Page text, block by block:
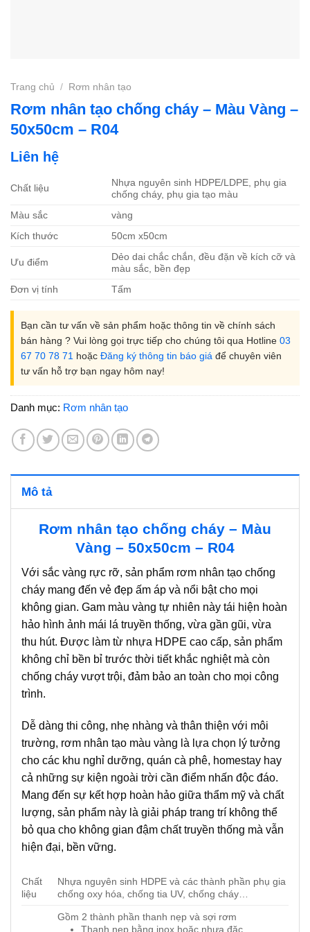
Trang chủ / Rơm nhân tạo
Rơm nhân tạo chống cháy – Màu Vàng –
50x50cm – R04
Liên hệ
Chất liệu
Nhựa nguyên sinh HDPE/LDPE, phụ gia
chống cháy, phụ gia tạo màu
Màu sắc
vàng
Kích thước
50cm x50cm
Ưu điểm
Dẻo dai chắc chắn, đều đặn về kích cỡ và
màu sắc, bền đẹp
Đơn vị tính
Tấm
Bạn cần tư vấn về sản phẩm hoặc thông tin về chính sách
bán hàng ? Vui lòng gọi trực tiếp cho chúng tôi qua Hotline 03
67 70 78 71 hoặc Đăng ký thông tin báo giá để chuyên viên
tư vấn hỗ trợ bạn ngay hôm nay!
Danh mục: Rơm nhân tạo
Mô tả
Rơm nhân tạo chống cháy – Màu
Vàng – 50x50cm – R04
Với sắc vàng rực rỡ, sản phẩm rơm nhân tạo chống
cháy mang đến vẻ đẹp ấm áp và nổi bật cho mọi
không gian. Gam màu vàng tự nhiên này tái hiện hoàn
hảo hình ảnh mái lá truyền thống, vừa gần gũi, vừa
thu hút. Được làm từ nhựa HDPE cao cấp, sản phẩm
không chỉ bền bỉ trước thời tiết khắc nghiệt mà còn
chống cháy vượt trội, đảm bảo an toàn cho mọi công
trình.
Dễ dàng thi công, nhẹ nhàng và thân thiện với môi
trường, rơm nhân tạo màu vàng là lựa chọn lý tưởng
cho các khu nghỉ dưỡng, quán cà phê, homestay hay
cả những sự kiện ngoài trời cần điểm nhấn độc đáo.
Mang đến sự kết hợp hoàn hảo giữa thẩm mỹ và chất
lượng, sản phẩm này là giải pháp trang trí không thể
bỏ qua cho không gian đậm chất truyền thống mà vẫn
hiện đại, bền vững.
Chất
liệu
Nhựa nguyên sinh HDPE và các thành phần phụ gia
chống oxy hóa, chống tia UV, chống cháy…
Gồm 2 thành phần thanh nẹp và sợi rơm
Thanh nẹp bằng inox hoặc nhựa đặc